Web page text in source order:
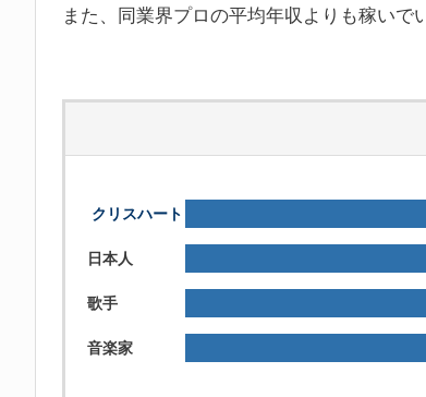
また、同業界プロの平均年収よりも稼いで
クリスハート
日本人
歌手
音楽家